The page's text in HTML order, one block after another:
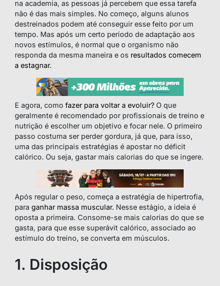
na academia, as pessoas já percebem que essa tarefa
não é das mais simples. No começo, alguns alunos
destreinados podem até conseguir esse feito por um
tempo. Mas após um certo período de adaptação aos
novos estímulos, é normal que o organismo não
responda da mesma maneira e os resultados comecem
a estagnar.
E agora, como fazer para voltar a evoluir? O que
geralmente é recomendado por profissionais de treino e
nutrição é escolher um objetivo e focar nele. O primeiro
passo costuma ser perder gordura, já que, para isso,
uma das principais estratégias é apostar no déficit
calórico. Ou seja, gastar mais calorias do que se ingere.
Após regular o peso, começa a estratégia de hipertrofia,
para ganhar massa muscular. Nesse estágio, a ideia é
oposta a primeira. Consome-se mais calorias do que se
gasta, para que esse superávit calórico, associado ao
estímulo do treino, se converta em músculos.
1. Disposição